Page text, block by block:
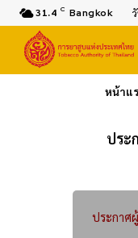
31.4 C Bangkok
หน้าแ
ประ
ประกาศ